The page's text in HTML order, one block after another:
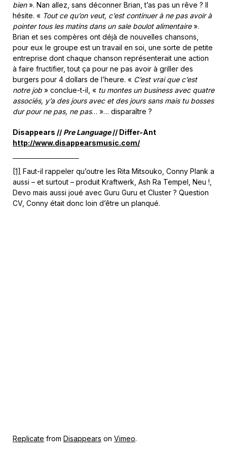
bien». Nan allez, sans déconner Brian, t’as pas un rêve ? Il
hésite. « Tout ce qu’on veut, c’est continuer à ne pas avoir à
pointer tous les matins dans un sale boulot alimentaire».
Brian et ses compères ont déjà de nouvelles chansons,
pour eux le groupe est un travail en soi, une sorte de petite
entreprise dont chaque chanson représenterait une action
à faire fructifier, tout ça pour ne pas avoir à griller des
burgers pour 4 dollars de l’heure. « C’est vrai que c’est
notre job » conclue-t-il, « tu montes un business avec quatre
associés, y’a des jours avec et des jours sans mais tu bosses
dur pour ne pas, ne pas… »… disparaître ?
Disappears // Pre Language// Differ-Ant
http://www.disappearsmusic.com/
[1] Faut-il rappeler qu’outre les Rita Mitsouko, Conny Plank a
aussi – et surtout – produit Kraftwerk, Ash Ra Tempel, Neu !,
Devo mais aussi joué avec Guru Guru et Cluster ? Question
CV, Conny était donc loin d’être un planqué.
Replicate from Disappears on Vimeo.